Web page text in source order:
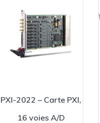
PXI-2022 – Carte PXI,
16 voies A/D